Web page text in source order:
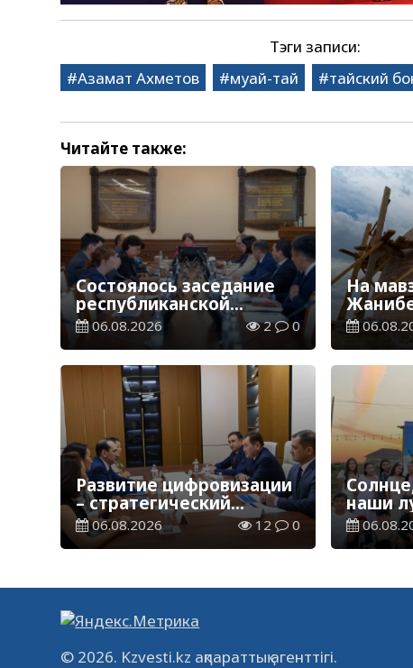
Тэги записи:
Азамат Ахметов
муай-тай тайский
Читайте также:
Состоялось заседание
республиканской
комиссии по
присуждению
образовательных
грантов
06.08.2026 2 0
На
работы
Развитие цифровизации
– стратегический
приоритет
06.08.2026 12 0
наши
© 2026. Kzvesti.kz ақпараттық агенттігі.